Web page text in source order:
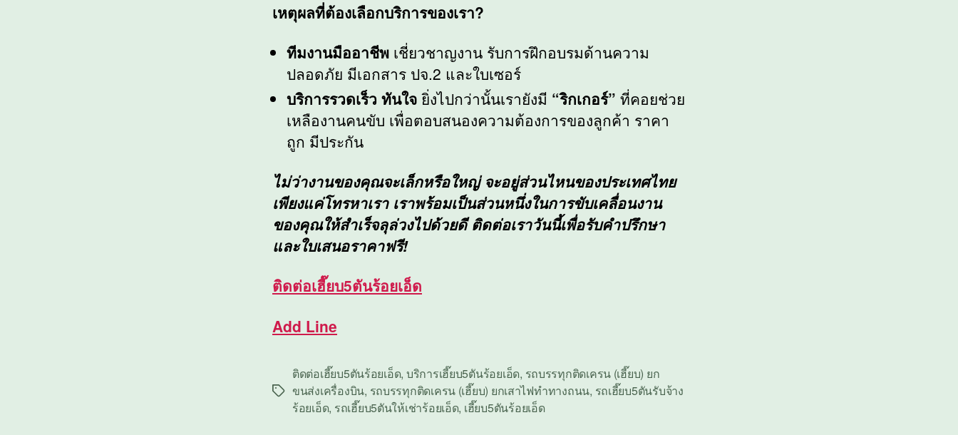
เหตุผลที่ต้องเลือกบริการของเรา?
ทีมงานมืออาชีพ เชี่ยวชาญงาน รับการฝึกอบรมด้านความ
ปลอดภัย มีเอกสาร ปจ.2 และใบเซอร์
บริการรวดเร็ว ทันใจ ยิ่งไปกว่านั้นเรายังมี “ริกเกอร์” ที่คอยช่วย
เหลืองานคนขับ เพื่อตอบสนองความต้องการของลูกค้า ราคา
ถูก มีประกัน
ไม่ว่างานของคุณจะเล็กหรือใหญ่ จะอยู่ส่วนไหนของประเทศไทย
เพียงแค่โทรหาเรา เราพร้อมเป็นส่วนหนึ่งในการขับเคลื่อนงาน
ของคุณให้สำเร็จลุล่วงไปด้วยดี ติดต่อเราวันนี้เพื่อรับคำปรึกษา
และใบเสนอราคาฟรี!
ติดต่อเฮี๊ยบ5ตันร้อยเอ็ด
Add Line
Tags
ติดต่อเฮี๊ยบ5ตันร้อยเอ็ด, บริการเฮี๊ยบ5ตันร้อยเอ็ด, รถบรรทุกติดเครน (เฮี๊ยบ) ยก
ขนส่งเครื่องบิน, รถบรรทุกติดเครน (เฮี๊ยบ) ยกเสาไฟทำทางถนน, รถเฮี๊ยบ5ตันรับจ้าง
ร้อยเอ็ด, รถเฮี๊ยบ5ตันให้เช่าร้อยเอ็ด, เฮี๊ยบ5ตันร้อยเอ็ด